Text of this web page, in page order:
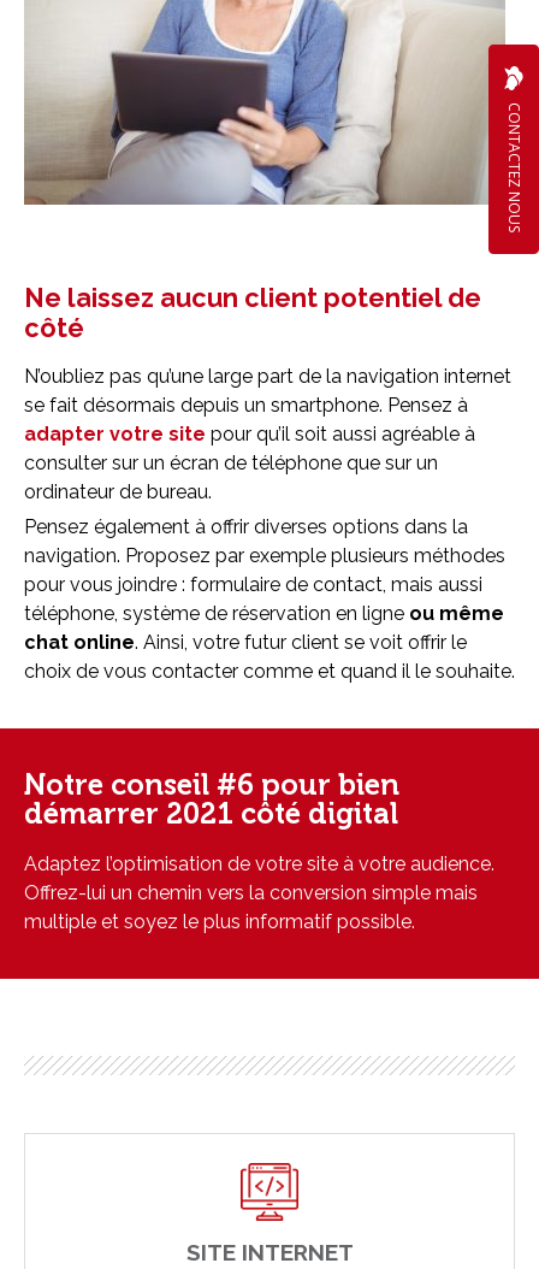
Ne laissez aucun client potentiel de
côté
N’oubliez pas qu’une large part de la navigation internet
se fait désormais depuis un smartphone. Pensez à
adapter votre site pour qu’il soit aussi agréable à
consulter sur un écran de téléphone que sur un
ordinateur de bureau.
Pensez également à offrir diverses options dans la
navigation. Proposez par exemple plusieurs méthodes
pour vous joindre : formulaire de contact, mais aussi
téléphone, système de réservation en ligne ou même
chat online. Ainsi, votre futur client se voit offrir le
choix de vous contacter comme et quand il le souhaite.
Notre conseil #6 pour bien
démarrer 2021 côté digital
Adaptez l’optimisation de votre site à votre audience.
Offrez-lui un chemin vers la conversion simple mais
multiple et soyez le plus informatif possible.
SITE INTERNET
CONTACTEZ NOUS